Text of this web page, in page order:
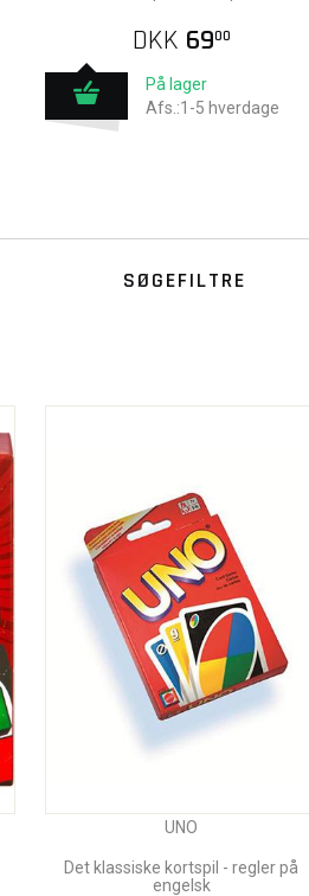
DKK 6900
På lager
Afs.:1-5 hverdage
SØGEFILTRE
UNO
Det klassiske kortspil - regler på
engelsk